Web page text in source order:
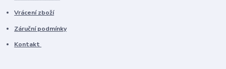
Vrácení zboží
Záruční podmínky
Kontakt